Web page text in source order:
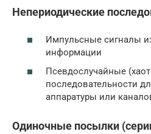
Непериодические
Импульсные сигналы
информации
Псевдослучайные
последовательности
аппаратуры или
Одиночные посылки